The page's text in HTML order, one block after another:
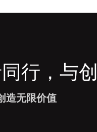
行，与
造无限价值